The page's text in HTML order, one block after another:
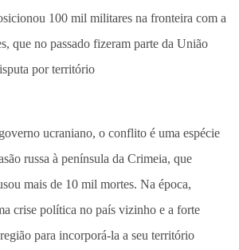
100 mil militares na fronteira com a
que no passado fizeram parte da União
por território